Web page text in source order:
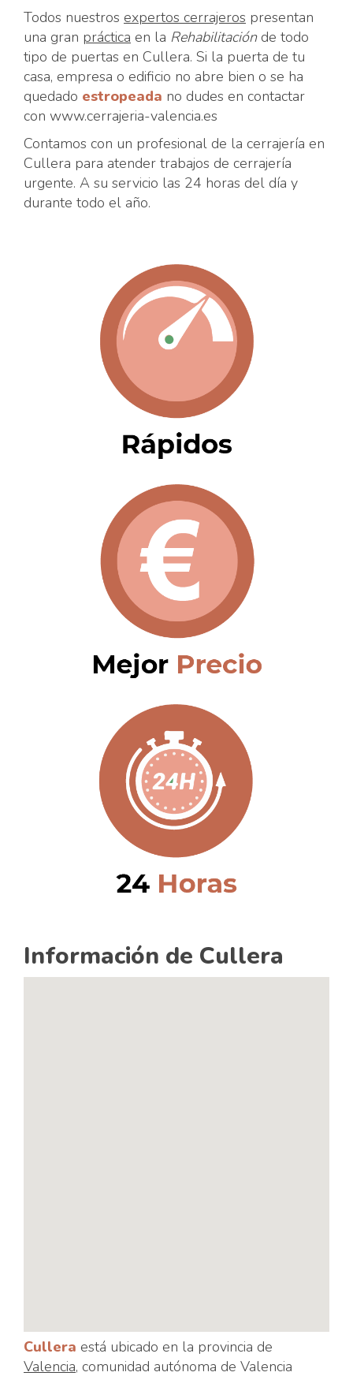
Todos nuestros expertos cerrajeros presentan
una gran práctica en la Rehabilitaciónde todo
tipo de puertas en Cullera. Si la puerta de tu
casa, empresa o edificio no abre bien o se ha
quedado estropeada no dudes en contactar
con www.cerrajeria-valencia.es
Contamos con un profesional de la cerrajería en
Cullera para atender trabajos de cerrajería
urgente. A su servicio las 24 horas del día y
durante todo el año.
Información de Cullera
Cullera está ubicado en la provincia de
Valencia, comunidad autónoma de Valencia